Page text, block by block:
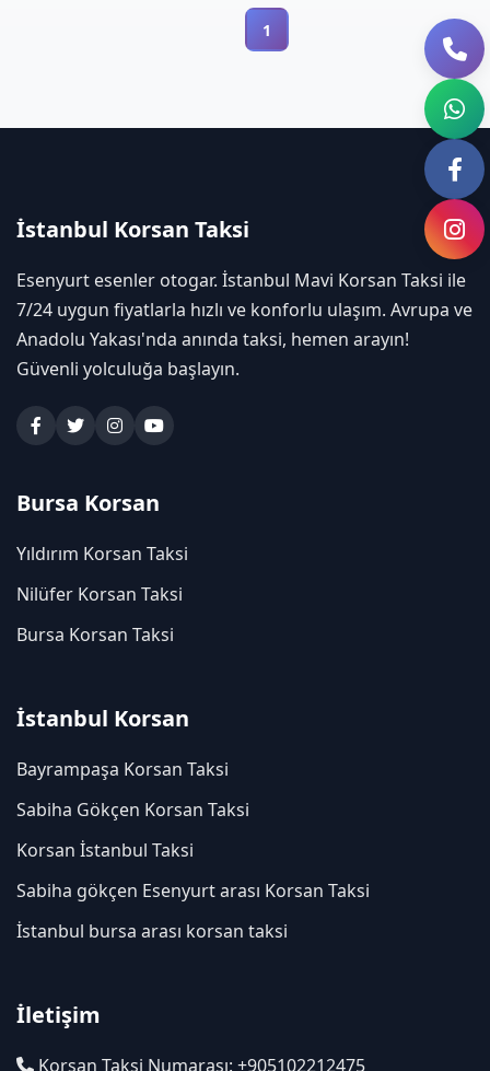
1
İstanbul Korsan Taksi
Esenyurt esenler otogar. İstanbul Mavi Korsan Taksi ile
7/24 uygun fiyatlarla hızlı ve konforlu ulaşım. Avrupa ve
Anadolu Yakası'nda anında taksi, hemen arayın!
Güvenli yolculuğa başlayın.
Bursa Korsan
Yıldırım Korsan Taksi
Nilüfer Korsan Taksi
Bursa Korsan Taksi
İstanbul Korsan
Bayrampaşa Korsan Taksi
Sabiha Gökçen Korsan Taksi
Korsan İstanbul Taksi
Sabiha gökçen Esenyurt arası Korsan Taksi
İstanbul bursa arası korsan taksi
İletişim
Korsan Taksi Numarası: +905102212475